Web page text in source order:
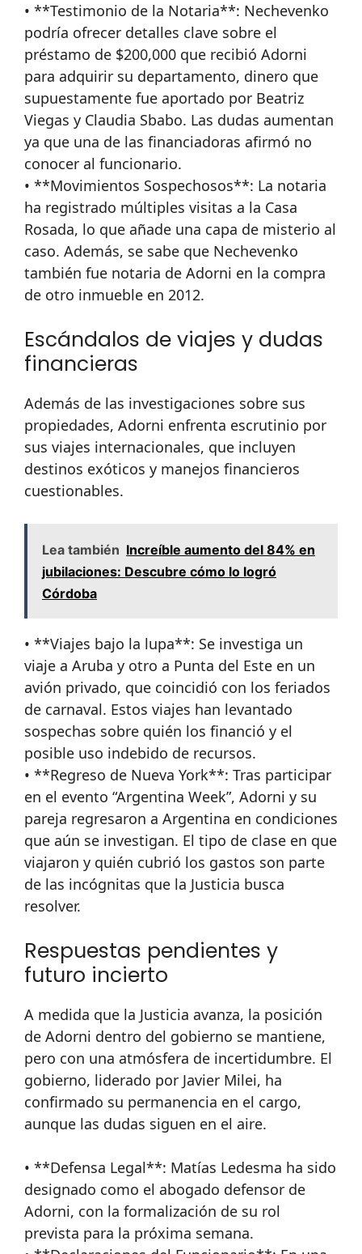
• **Testimonio de la Notaria**: Nechevenko
podría ofrecer detalles clave sobre el
préstamo de $200,000 que recibió Adorni
para adquirir su departamento, dinero que
supuestamente fue aportado por Beatriz
Viegas y Claudia Sbabo. Las dudas aumentan
ya que una de las financiadoras afirmó no
conocer al funcionario.
• **Movimientos Sospechosos**: La notaria
ha registrado múltiples visitas a la Casa
Rosada, lo que añade una capa de misterio al
caso. Además, se sabe que Nechevenko
también fue notaria de Adorni en la compra
de otro inmueble en 2012.
Escándalos de viajes y dudas
financieras
Además de las investigaciones sobre sus
propiedades, Adorni enfrenta escrutinio por
sus viajes internacionales, que incluyen
destinos exóticos y manejos financieros
cuestionables.
Lea también Increíble aumento del 84% en
jubilaciones: Descubre cómo lo logró
Córdoba
• **Viajes bajo la lupa**: Se investiga un
viaje a Aruba y otro a Punta del Este en un
avión privado, que coincidió con los feriados
de carnaval. Estos viajes han levantado
sospechas sobre quién los financió y el
posible uso indebido de recursos.
• **Regreso de Nueva York**: Tras participar
en el evento “Argentina Week”, Adorni y su
pareja regresaron a Argentina en condiciones
que aún se investigan. El tipo de clase en que
viajaron y quién cubrió los gastos son parte
de las incógnitas que la Justicia busca
resolver.
Respuestas pendientes y
futuro incierto
A medida que la Justicia avanza, la posición
de Adorni dentro del gobierno se mantiene,
pero con una atmósfera de incertidumbre. El
gobierno, liderado por Javier Milei, ha
confirmado su permanencia en el cargo,
aunque las dudas siguen en el aire.
• **Defensa Legal**: Matías Ledesma ha sido
designado como el abogado defensor de
Adorni, con la formalización de su rol
prevista para la próxima semana.